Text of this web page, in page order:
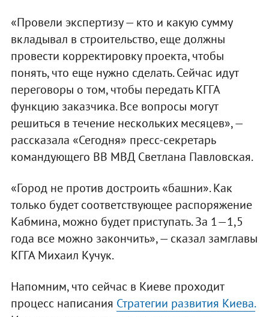
«Провели экспертизу — кто и какую сумму
вкладывал в строительство, еще должны
провести корректировку проекта, чтобы
понять, что еще нужно сделать. Сейчас идут
переговоры о том, чтобы передать КГГА
функцию заказчика. Все вопросы могут
решиться в течение нескольких месяцев», —
рассказала «Сегодня» пресс-секретарь
командующего ВВ МВД Светлана Павловская.
«Город не против достроить «башни». Как
только будет соответствующее распоряжение
Кабмина, можно будет приступать. За 1—1,5
года все можно закончить», — сказал замглавы
КГГА Михаил Кучук.
Напомним, что сейчас в Киеве проходит
процесс написания Стратегии развития Киева.